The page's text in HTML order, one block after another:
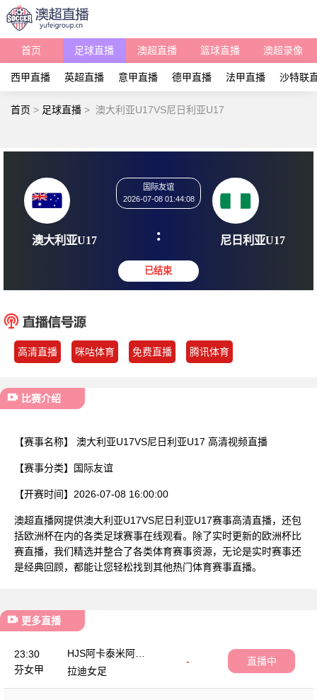
首页 足球直播 澳超直播 篮球直播 澳超录像
西甲直播 英超直播 意甲直播 德甲直播 法甲直播 沙特联
首页 > 足球直播 > 澳大利亚U17VS尼日利亚U17
澳大利亚U17
2026-07-08 01:44:08
: 尼日利
高清直播 咪咕体育 免费直播 腾讯体育
比赛介绍
【赛事名称】 澳大利亚U17VS尼日利亚U17 高清视频直播
【赛事分类】 国际友谊
【开赛时间】 2026-07-08 16:00:00
澳超直播网提供澳大利亚U17VS尼日利亚U17赛事高清直播，还包
括欧洲杯在内的各类足球赛事在线观看。除了实时更新的欧洲杯比
赛直播，我们精选并整合了各类体育赛事资源，无论是实时赛事还
是经典回顾，都能让您轻松找到其他热门体育赛事直播。
更多直播
23:30
芬女甲
HJS阿卡泰米阿女
足
-
拉迪女足
直播中